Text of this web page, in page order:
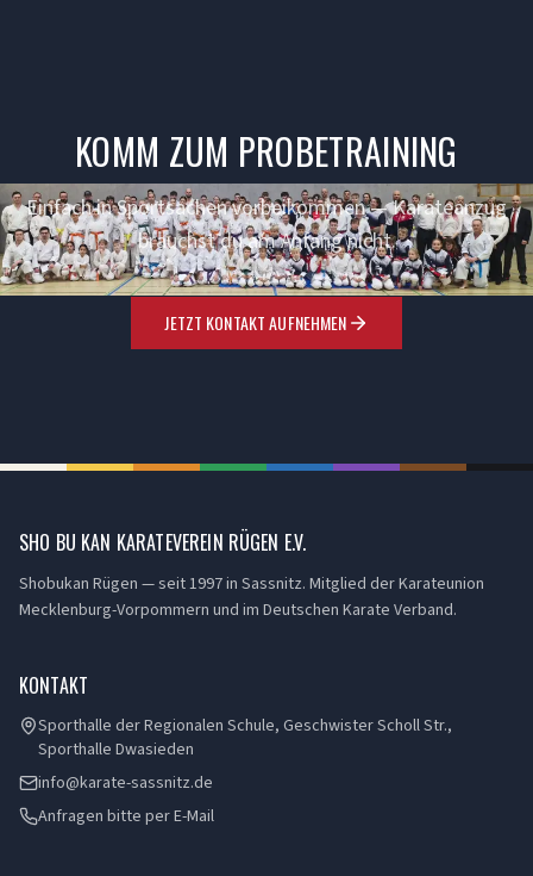
KOMM ZUM PROBETRAINING
Einfach in Sportsachen vorbeikommen — Karateanzug
brauchst du am Anfang nicht.
JETZT KONTAKT AUFNEHMEN
SHO BU KAN KARATEVEREIN RÜGEN E.V.
Shobukan Rügen — seit 1997 in Sassnitz. Mitglied der Karateunion
Mecklenburg-Vorpommern und im Deutschen Karate Verband.
KONTAKT
Sporthalle der Regionalen Schule, Geschwister Scholl Str.,
Sporthalle Dwasieden
info@karate-sassnitz.de
Anfragen bitte per E-Mail